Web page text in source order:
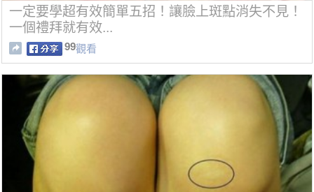
一定要學超有效簡單五招！讓臉上斑點消失不見！
一個禮拜就有效...
99觀看